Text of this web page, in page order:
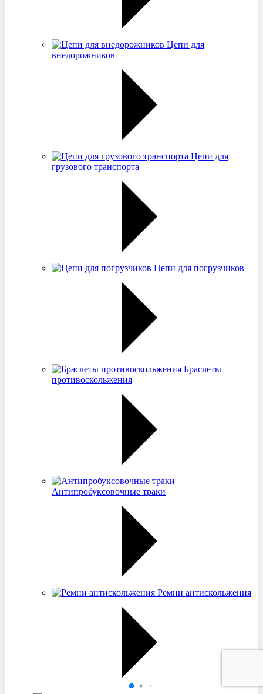
Цепи для
внедорожников
Цепи для
грузового транспорта
Цепи для погрузчиков
Браслеты
противоскольжения
Антипробуксовочные траки
Ремни антискольжения